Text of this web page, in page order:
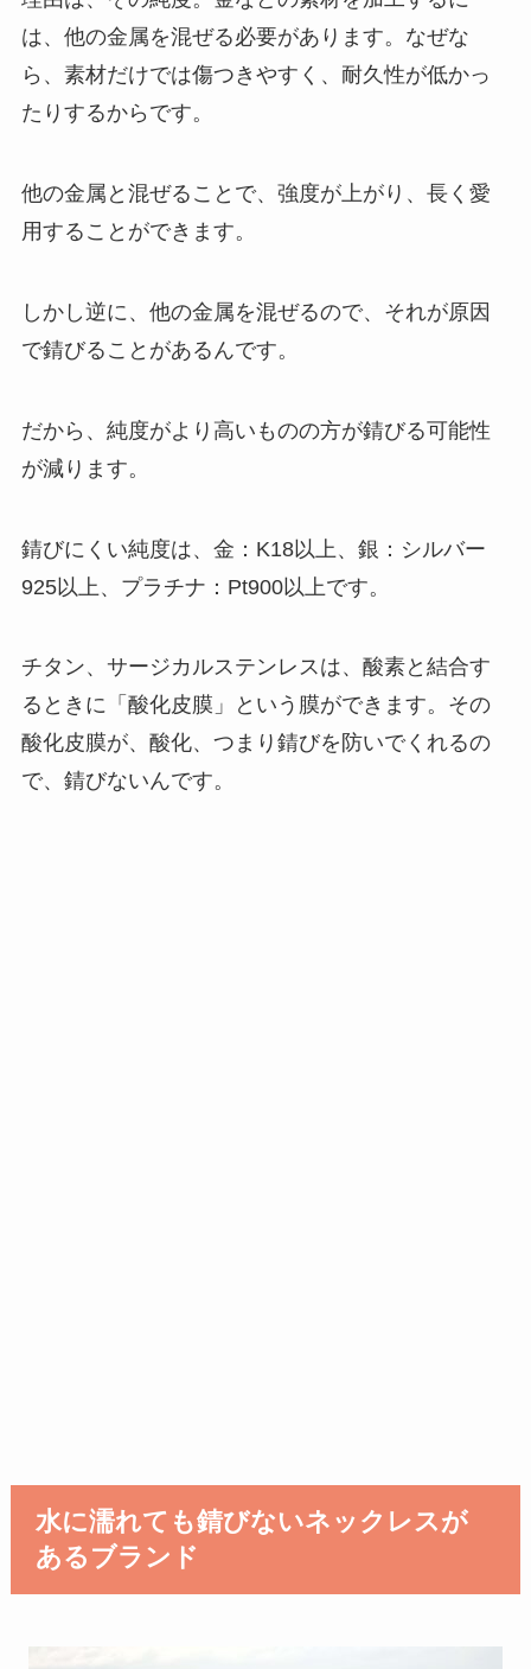
は、他の金属を混ぜる必要があります。なぜな
ら、素材だけでは傷つきやすく、耐久性が低かっ
たりするからです。
他の金属と混ぜることで、強度が上がり、長く愛
用することができます。
しかし逆に、他の金属を混ぜるので、それが原因
で錆びることがあるんです。
だから、純度がより高いものの方が錆びる可能性
が減ります。
錆びにくい純度は、金： K18以上、銀：シルバー
925以上、プラチナ： Pt900以上です。
チタン、サージカルステンレスは、酸素と結合す
るときに「酸化皮膜」という膜ができます。その
酸化皮膜が、酸化、つまり錆びを防いでくれるの
で、錆びないんです。
水に濡れても錆びないネックレスが
あるブランド